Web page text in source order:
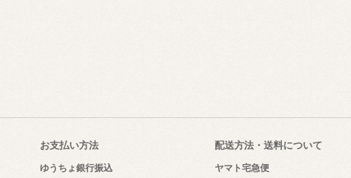
お支払い方法
ゆうちょ銀行振込
配送方法・送料について
ヤマト宅急便